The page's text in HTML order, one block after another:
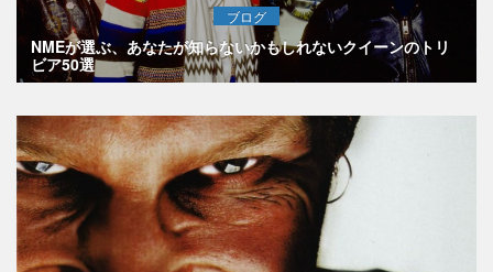
ブログ
NMEが選ぶ、あなたが知らないかもしれないクイーンのトリ
ビア50選